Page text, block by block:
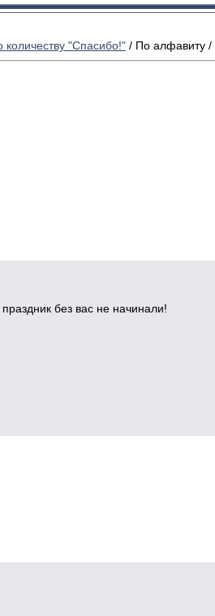
количеству "Спасибо!" / По алфавиту /
без вас не начинали!